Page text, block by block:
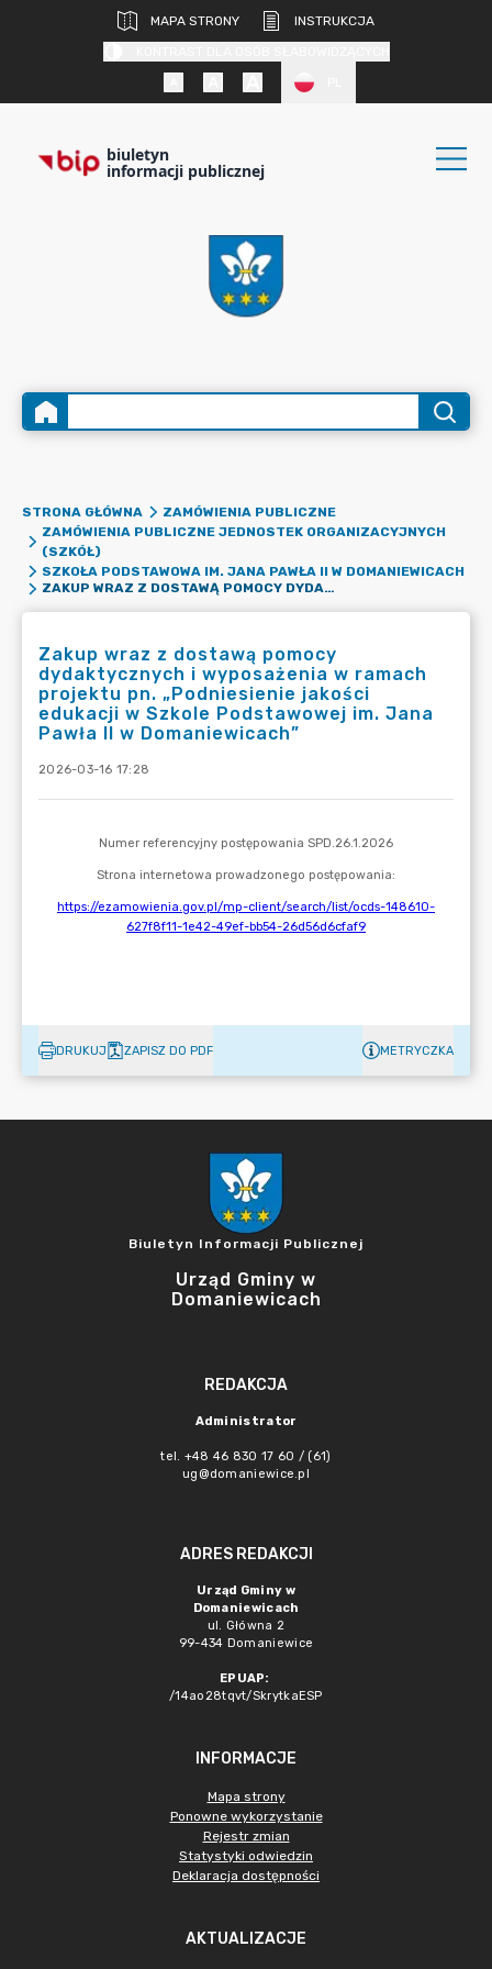
MAPA STRONY
INSTRUKCJA
biuletyn
informacji publicznej
STRONA GŁÓWNA
ZAMÓWIENIA PUBLICZNE
ZAMÓWIENIA PUBLICZNE JEDNOSTEK ORGANIZACYJNYCH
(SZKÓŁ)
SZKOŁA PODSTAWOWA IM. JANA PAWŁA II W DOMANIEWICACH
ZAKUP WRAZ Z DOSTAWĄ POMOCY DYDAKTYCZNYCH I WYPOSAŻENIA W RAMACH PROJEKTU PN. „PODNIESIENIE JAKOŚCI EDUKACJI W SZKOLE PODSTAWOWEJ IM. JANA PAWŁA II W DOMANIEWICACH”
Zakup wraz z dostawą pomocy
dydaktycznych i wyposażenia w ramach
projektu pn. „Podniesienie jakości
edukacji w Szkole Podstawowej im. Jana
Pawła II w Domaniewicach”
2026-03-16 17:28
DRUKUJ ZAPISZ DO PDF METRYCZKA
Biuletyn Informacji Publicznej
Urząd Gminy w
Domaniewicach
REDAKCJA
Administrator
tel. +48 46 830 17 60 / (61)
ug@domaniewice.pl
ADRES REDAKCJI
Urząd Gminy w
Domaniewicach
ul. Główna 2
99-434 Domaniewice
EPUAP:
/14ao28tqvt/SkrytkaESP
INFORMACJE
Mapa strony
Ponowne wykorzystanie
Rejestr zmian
Statystyki odwiedzin
Deklaracja dostępności
AKTUALIZACJE